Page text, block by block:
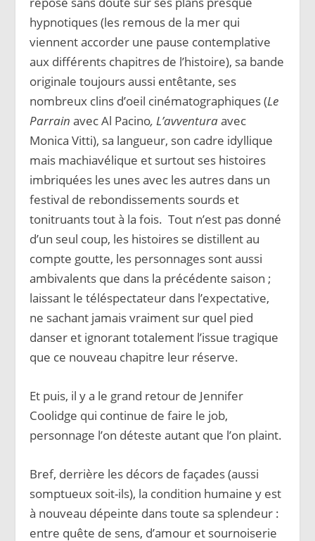
hypnotiques (les remous de la mer qui
viennent accorder une pause contemplative
aux différents chapitres de l’histoire), sa bande
originale toujours aussi entêtante, ses
nombreux clins d’oeil cinématographiques (Le
Parrainavec Al Pacino, L’avventuraavec
Monica Vitti), sa langueur, son cadre idyllique
mais machiavélique et surtout ses histoires
imbriquées les unes avec les autres dans un
festival de rebondissements sourds et
tonitruants tout à la fois. Tout n’est pas donné
d’un seul coup, les histoires se distillent au
compte goutte, les personnages sont aussi
ambivalents que dans la précédente saison ;
laissant le téléspectateur dans l’expectative,
ne sachant jamais vraiment sur quel pied
danser et ignorant totalement l’issue tragique
que ce nouveau chapitre leur réserve.
Et puis, il y a le grand retour de Jennifer
Coolidge qui continue de faire le job,
personnage l’on déteste autant que l’on plaint.
Bref, derrière les décors de façades (aussi
somptueux soit-ils), la condition humaine y est
à nouveau dépeinte dans toute sa splendeur :
entre quête de sens, d’amour et sournoiserie